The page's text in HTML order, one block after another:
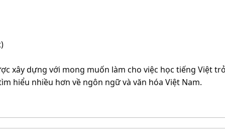
xây dựng với mong muốn làm cho việc học tiếng Việt
hiểu nhiều hơn về ngôn ngữ và văn hóa Việt Nam.